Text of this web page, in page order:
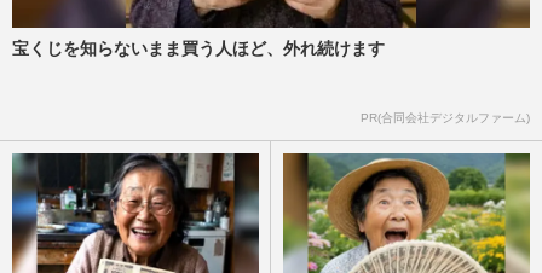
宝くじを知らないまま買う人ほど、外れ続けます
PR(合同会社デジタルファーム)